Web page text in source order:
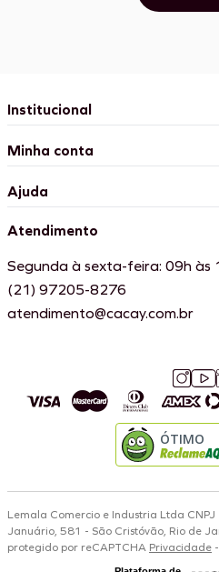
Institucional
Minha conta
Ajuda
Atendimento
Segunda à sexta-feira: 09h às
(21) 97205-8276
atendimento@cacay.com.br
ÓTIMO
Lemala Comercio e Industria Ltda
Januário, 581 - São Cristóvão, Rio de
protegido por reCAPTCHA Privacidade -